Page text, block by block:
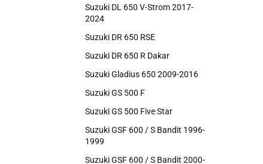
Suzuki DL 650 V-Strom 2017-
2024
Suzuki DR 650 RSE
Suzuki DR 650 R Dakar
Suzuki Gladius 650 2009-2016
Suzuki GS 500 F
Suzuki GS 500 Five Star
Suzuki GSF 600 / S Bandit 1996-
1999
Suzuki GSF 600 / S Bandit 2000-